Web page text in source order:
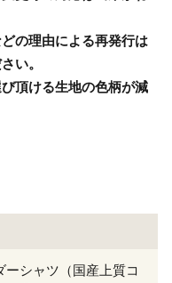
の理由による再発行は
い。
頂ける生地の色柄が減
ーシャツ（国産上質コ